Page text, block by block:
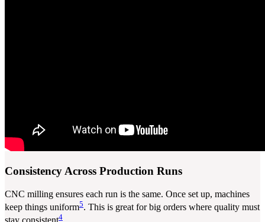
Consistency Across Production Runs
CNC milling ensures each run is the same. Once set up, machines
keep things uniform5. This is great for big orders where quality must
4